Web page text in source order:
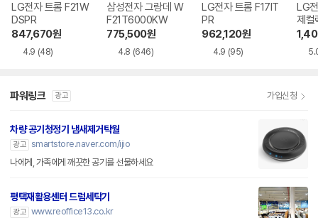
LG전자 트롬 F21W
DSPR
847,670원
4.9 (48)
삼성전자 그랑데 W
F21T6000KW
775,500원
4.8 (646)
LG전자 트롬 F17IT
PR
962,120원
4.9 (95)
LG
제컬
파워링크 광고 가입신청
차량 공기청정기 냄새제거탁월
광고 smartstore.naver.com/ijio
나에게, 가족에게 깨끗한 공기를 선물하세요
평택재활용센터 드럼세탁기
광고 www.reoffice13.co.kr